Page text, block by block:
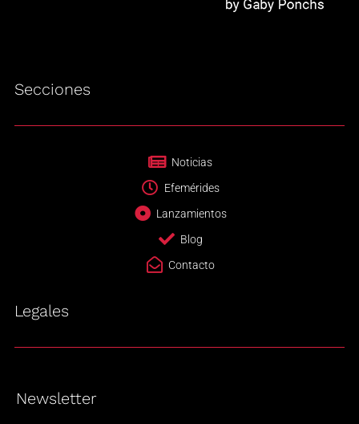
Secciones
Noticias
Efemérides
Lanzamientos
Blog
Contacto
Legales
Newsletter